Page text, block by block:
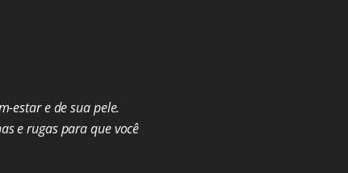
estar e de sua pele.
e rugas para que você